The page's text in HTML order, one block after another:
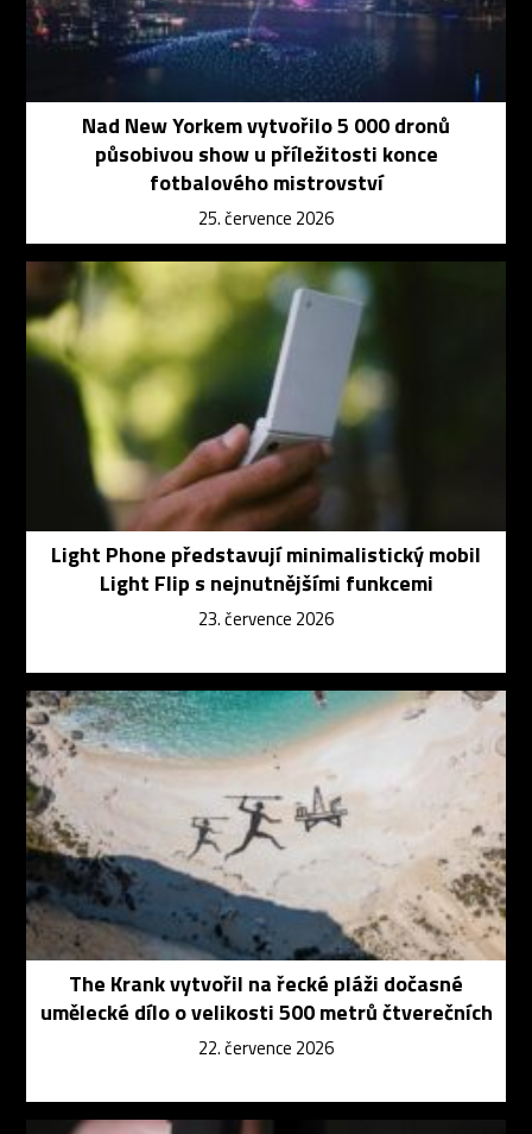
Nad New Yorkem vytvořilo 5 000 dronů
působivou show u příležitosti konce
fotbalového mistrovství
25. července 2026
Light Phone představují minimalistický mobil
Light Flip s nejnutnějšími funkcemi
23. července 2026
The Krank vytvořil na řecké pláži dočasné
umělecké dílo o velikosti 500 metrů čtverečních
22. července 2026